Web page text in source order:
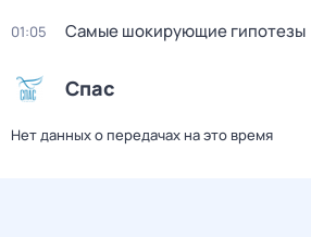
01:05 Самые шoкиpующие гипотезы
Спас
Нет данных о передачах на это время